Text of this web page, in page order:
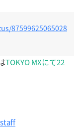
87599625065028
TOKYO MXにて22